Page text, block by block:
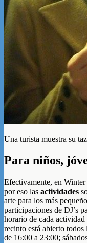
Una turista muestra su
Para niños,
Efectivamente, en
por eso las actividades
arte para los más
participaciones de DJ’s
horario de cada
recinto está abierto todos
de 16:00 a 23:00;